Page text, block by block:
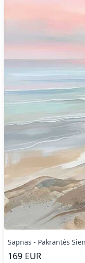
Sapnas - Pakrantės
169 EUR